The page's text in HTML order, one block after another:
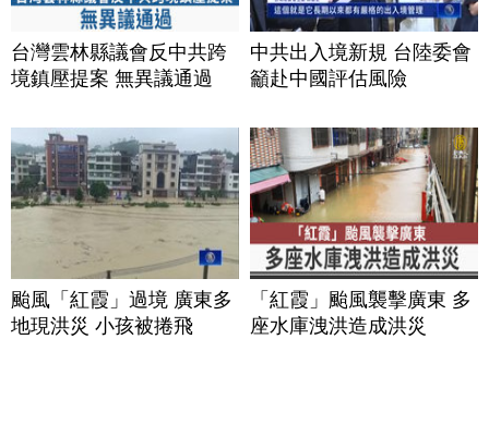
台灣雲林縣議會反中共跨
境鎮壓提案 無異議通過
中共出入境新規 台陸委會
籲赴中國評估風險
颱風「紅霞」過境 廣東多
地現洪災 小孩被捲飛
「紅霞」颱風襲擊廣東 多
座水庫洩洪造成洪災